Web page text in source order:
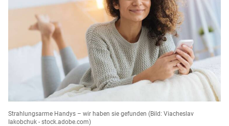
Strahlungsarme Handys – wir haben sie gefunden (Bild: Viacheslav
Iakobchuk - stock.adobe.com)